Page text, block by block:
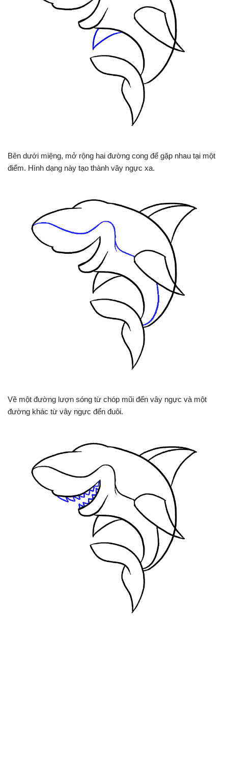
Bên dưới miệng, mở rộng hai đường cong để gặp nhau tại một
điểm. Hình dạng này tạo thành vây ngực xa.
Vẽ một đường lượn sóng từ chóp mũi đến vây ngực và một
đường khác từ vây ngực đến đuôi.